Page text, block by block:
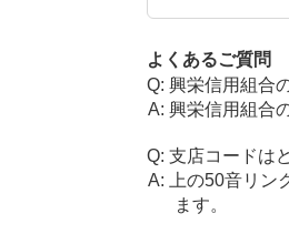
よくあるご質問
興栄信用組合
興栄信用組合
支店コードは
上の50音リ
ます。